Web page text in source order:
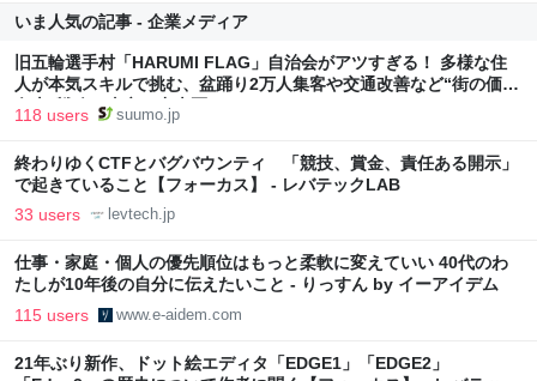
いま人気の記事 - 企業メディア
旧五輪選手村「HARUMI FLAG」自治会がアツすぎる！ 多様な住
人が本気スキルで挑む、盆踊り2万人集客や交通改善など“街の価値
向上”戦略 東京・中央区
118 users suumo.jp
終わりゆくCTFとバグバウンティ 「競技、賞金、責任ある開示」
で起きていること【フォーカス】 - レバテックLAB
33 users levtech.jp
仕事・家庭・個人の優先順位はもっと柔軟に変えていい 40代のわ
たしが10年後の自分に伝えたいこと - りっすん by イーアイデム
115 users www.e-aidem.com
21年ぶり新作、ドット絵エディタ「EDGE1」「EDGE2」